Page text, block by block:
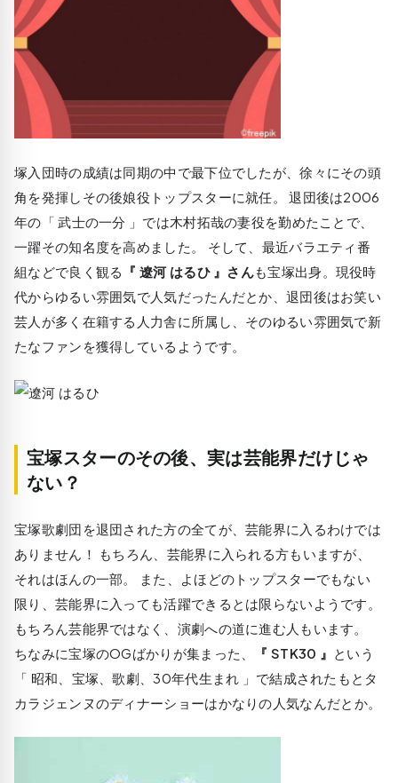
塚入団時の成績は同期の中で最下位でしたが、徐々にその頭
角を発揮しその後娘役トップスターに就任。 退団後は2006
年の「 武士の一分 」では木村拓哉の妻役を勤めたことで、
一躍その知名度を高めました。 そして、最近バラエティ番
組などで良く観る 『 遼河 はるひ 』さんも宝塚出身。現役時
代からゆるい雰囲気で人気だったんだとか、退団後はお笑い
芸人が多く在籍する人力舎に所属し、そのゆるい雰囲気で新
たなファンを獲得しているようです。
宝塚スターのその後、実は芸能界だけじゃ
ない？
宝塚歌劇団を退団された方の全てが、芸能界に入るわけでは
ありません！ もちろん、芸能界に入られる方もいますが、
それはほんの一部。 また、よほどのトップスターでもない
限り、芸能界に入っても活躍できるとは限らないようです。
もちろん芸能界ではなく、演劇への道に進む人もいます。
ちなみに宝塚のOGばかりが集まった、
『 STK30 』 という
「 昭和、宝塚、歌劇、30年代生まれ 」で結成されたもとタ
カラジェンヌのディナーショーはかなりの人気なんだとか。